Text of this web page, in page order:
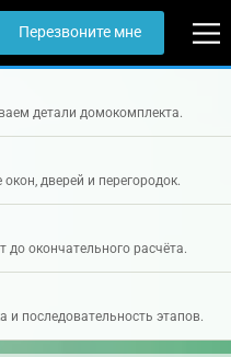
Перезвоните мне
детали домокомплекта.
дверей и перегородок.
окончательного расчёта.
и последовательность этапов.